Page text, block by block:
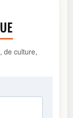
de culture,